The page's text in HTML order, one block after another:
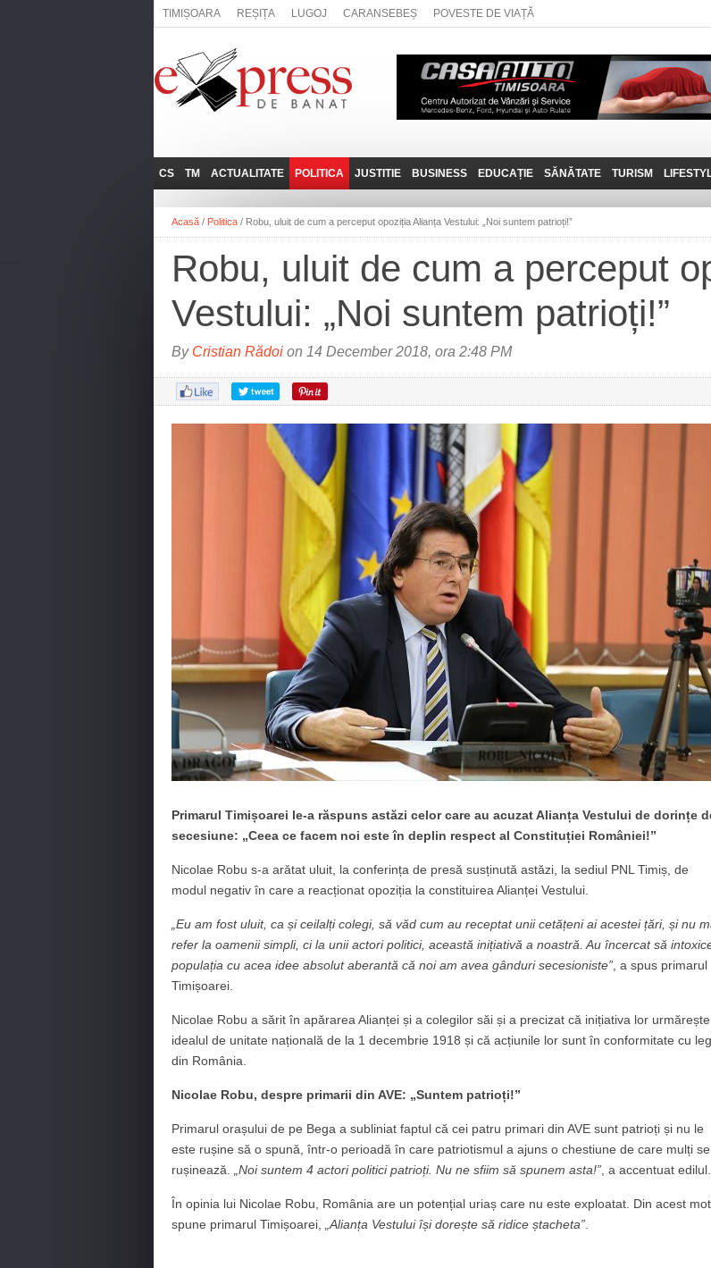
TIMIȘOARA REȘIȚA LUGOJ CARANSEBEȘ POVESTE DE VIAȚĂ
CS
REȘIȚA
CARANSEBEȘ
ANINA
BĂILE HERCULANE
BOCŞA
ORAVIȚA
OȚELU ROŞU
TM
LUGOJ
TIMIȘOARA
ACTUALITATE
ADMINISTRATIE
NAȚIONAL
SOCIAL
POLITICA
EXPRESSLIVE
INTERVIURILE
JUSTITIE BUSINESS
JOB-URI
TEHNIT
EDUCAȚIE SĂNĂTATE TURISM
PRIN MUNȚII
FANTASTICUL
TRAVEL VLOG
Acasă / Politica / Robu, uluit de cum a perceput opoziția Alianța Vestului: „Noi suntem patrioți!”
Robu, uluit de cum a perceput
Vestului: „Noi suntem patrioți!”
By Cristian Rădoi on 14 December 2018, ora 2:48 PM
Primarul Timișoarei le-a răspuns astăzi celor care au acuzat Alianța Vestului de dorințe
secesiune: „Ceea ce facem noi este în deplin respect al Constituției României!”
Nicolae Robu s-a arătat uluit, la conferința de presă susținută astăzi, la sediul PNL Timiș, de
modul negativ în care a reacționat opoziția la constituirea Alianței Vestului.
„Eu am fost uluit, ca și ceilalți colegi, să văd cum au receptat unii cetățeni ai acestei țări, și nu
refer la oamenii simpli, ci la unii actori politici, această inițiativă a noastră. Au încercat să
populația cu acea idee absolut aberantă că noi am avea gânduri secesioniste” , a spus primarul
Timișoarei.
Nicolae Robu a sărit în apărarea Alianței și a colegilor săi și a precizat că inițiativa lor urmărește
idealul de unitate națională de la 1 decembrie 1918 și că acțiunile lor sunt în conformitate cu
din România.
Nicolae Robu, despre primarii din AVE: „Suntem patrioți!”
Primarul orașului de pe Bega a subliniat faptul că cei patru primari din AVE sunt patrioți și nu le
este rușine să o spună, într-o perioadă în care patriotismul a ajuns o chestiune de care mulți se
rușinează.
„Noi suntem 4 actori politici patrioți. Nu ne sfiim să spunem asta!” , a accentuat edilul.
În opinia lui Nicolae Robu, România are un potențial uriaș care nu este exploatat. Din acest
spune primarul Timișoarei,
„Alianța Vestului își dorește să ridice ștacheta”